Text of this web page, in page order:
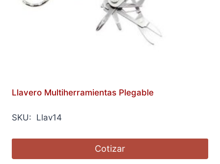
Llavero Multiherramientas Plegable
SKU: Llav14
Cotizar